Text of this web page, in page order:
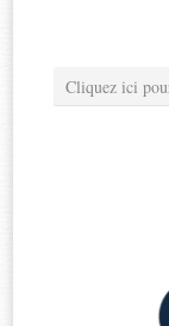
Cliquez ici